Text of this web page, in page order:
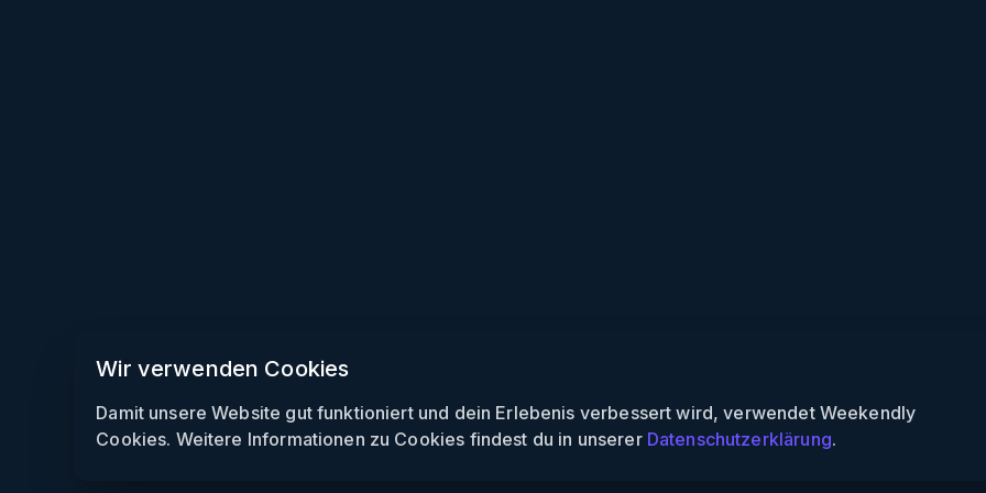
Wir verwenden Cookies
Damit unsere Website gut funktioniert und dein Erlebenis verbessert wird, verwendet Weekendly
Cookies. Weitere Informationen zu Cookies findest du in unserer Datenschutzerklärung.